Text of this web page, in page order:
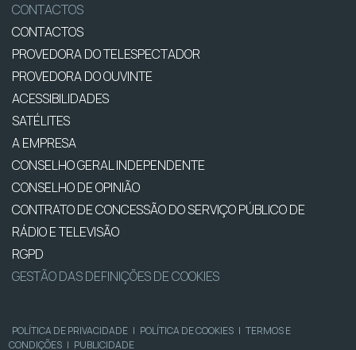
CONTACTOS
CONTACTOS
PROVEDORA DO TELESPECTADOR
PROVEDORA DO OUVINTE
ACESSIBILIDADES
SATÉLITES
A EMPRESA
CONSELHO GERAL INDEPENDENTE
CONSELHO DE OPINIÃO
CONTRATO DE CONCESSÃO DO SERVIÇO PÚBLICO DE
RÁDIO E TELEVISÃO
RGPD
GESTÃO DAS DEFINIÇÕES DE COOKIES
POLÍTICA DE PRIVACIDADE | POLÍTICA DE COOKIES | TERMOS E
CONDIÇÕES | PUBLICIDADE